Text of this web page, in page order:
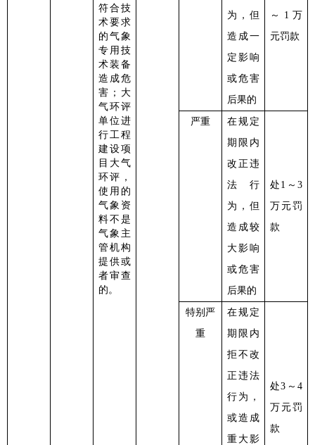
符合技
术要求
的气象
专用技
术装备
造成危
害；大
气环评
单位进
行工程
建设项
目大气
环评，
使用的
气象资
料不是
气象主
管机构
提供或
者审查
的。
为，但
造成一
定影响
或危害
后果的
～1万
元罚款
严重
在规定
期限内
改正违
法行
为，但
造成较
大影响
或危害
后果的
处 1～3
万元罚
款
特别严
重
在规定
期限内
拒不改
正违法
行为，
或造成
重大影
处3～4
万元罚
款